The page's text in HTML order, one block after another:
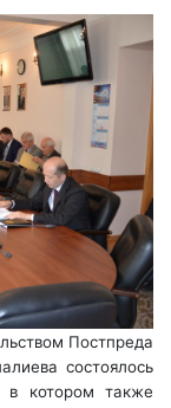
Постпреда
состоялось
в котором также